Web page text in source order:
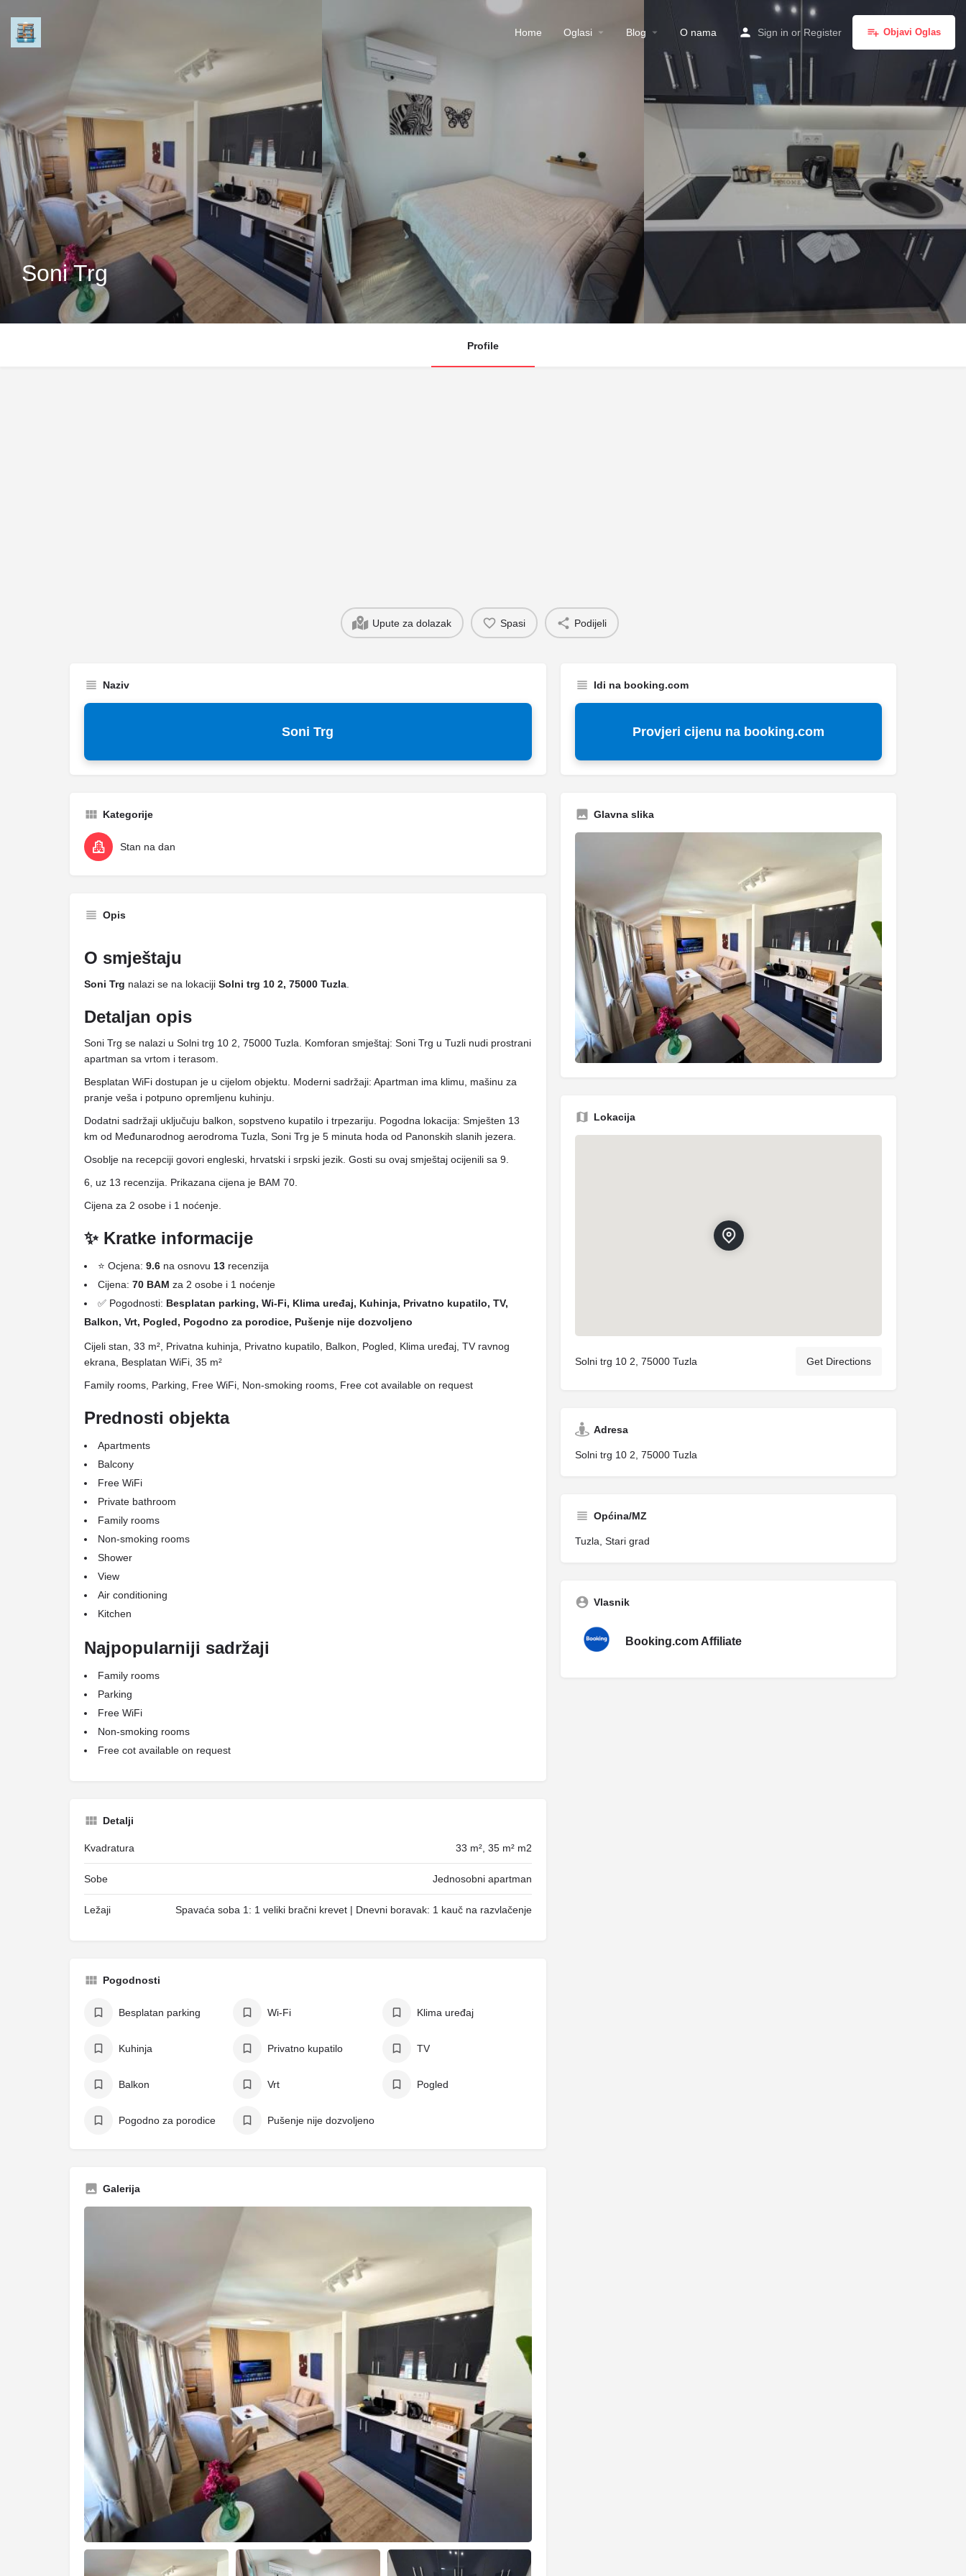
Home Oglasi Blog O nama Sign in or Register Objavi Oglas
Soni Trg
Profile
Upute za dolazak Spasi Podijeli
Naziv
Soni Trg
Kategorije
Stan na dan
Opis
O smještaju
Soni Trg nalazi se na lokaciji Solni trg 10 2, 75000 Tuzla
Detaljan opis
Soni Trg se nalazi u Solni trg 10 2, 75000 Tuzla. Komforan smještaj: Soni Trg u Tuzli nudi prostrani
apartman sa vrtom i terasom.
Besplatan WiFi dostupan je u cijelom objektu. Moderni sadržaji: Apartman ima klimu, mašinu za
pranje veša i potpuno opremljenu kuhinju.
Dodatni sadržaji uključuju balkon, sopstveno kupatilo i trpezariju. Pogodna lokacija: Smješten 13
km od Međunarodnog aerodroma Tuzla, Soni Trg je 5 minuta hoda od Panonskih slanih jezera.
Osoblje na recepciji govori engleski, hrvatski i srpski jezik. Gosti su ovaj smještaj ocijenili sa 9.
6, uz 13 recenzija. Prikazana cijena je BAM 70.
Cijena za 2 osobe i 1 noćenje.
✨ Kratke informacije
⭐ Ocjena: 9.6 na osnovu 13 recenzija
Cijena: 70 BAM za 2 osobe i 1 noćenje
✅ Pogodnosti: Besplatan parking, Wi-Fi, Klima uređaj, Kuhinja, Privatno kupatilo, TV,
Balkon, Vrt, Pogled, Pogodno za porodice, Pušenje nije dozvoljeno
Cijeli stan, 33 m², Privatna kuhinja, Privatno kupatilo, Balkon, Pogled, Klima uređaj, TV ravnog
ekrana, Besplatan WiFi, 35 m²
Family rooms, Parking, Free WiFi, Non-smoking rooms, Free cot available on request
Prednosti objekta
Apartments
Balcony
Free WiFi
Private bathroom
Family rooms
Non-smoking rooms
Shower
View
Air conditioning
Kitchen
Najpopularniji sadržaji
Family rooms
Parking
Free WiFi
Non-smoking rooms
Free cot available on request
Detalji
Kvadratura 33 m², 35 m² m2
Sobe Jednosobni apartman
Ležaji Spavaća soba 1: 1 veliki bračni krevet | Dnevni boravak: 1 kauč na razvlačenje
Pogodnosti
Besplatan parking Wi-Fi Klima uređaj
Kuhinja Privatno kupatilo TV
Balkon Vrt Pogled
Pogodno za porodice Pušenje nije dozvoljeno
Galerija
Idi na booking.com
Provjeri cijenu na booking.com
Glavna slika
Lokacija
Solni trg 10 2, 75000 Tuzla Get Directions
Adresa
Solni trg 10 2, 75000 Tuzla
Općina/MZ
Tuzla, Stari grad
Vlasnik
Booking.com Affiliate